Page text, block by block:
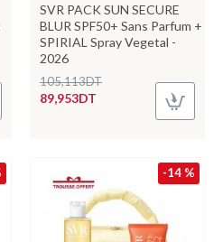
SVR PACK SUN SECURE
BLUR SPF50+ Sans Parfum +
SPIRIAL Spray Vegetal -
2026
89,953DT
105,113DT
-14 %